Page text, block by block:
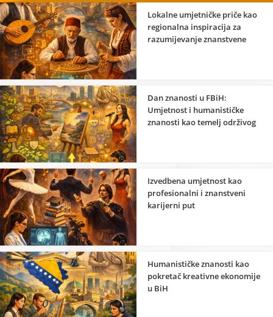
Lokalne umjetničke priče kao
regionalna inspiracija za
razumijevanje znanstvene
Dan znanosti u FBiH:
Umjetnost i humanističke
znanosti kao temelj održivog
Izvedbena umjetnost kao
profesionalni i znanstveni
karijerni put
Humanističke znanosti kao
pokretač kreativne ekonomije
u BiH